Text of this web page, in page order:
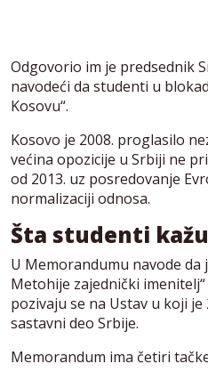
Odgovorio im je predsednik
navodeći da studenti u
Kosovu“.
Kosovo je 2008. proglasilo
većina opozicije u Srbiji ne
od 2013. uz posredovanje
normalizaciji odnosa.
Šta studenti
U Memorandumu navode da
Metohije zajednički
pozivaju se na Ustav u koji
sastavni deo Srbije.
Memorandum ima četiri